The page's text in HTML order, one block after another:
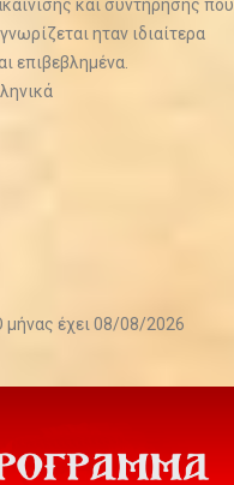
και συντήρησης που
ηταν ιδιαίτερα
επιβεβλημένα.
μήνας έχει 08/08/2026